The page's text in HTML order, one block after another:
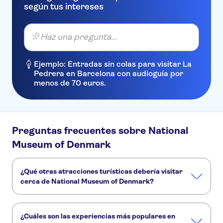
según tus intereses
Haz una pregunta...
Ejemplo: Entradas sin colas para visitar La
Pedrera en Barcelona con audioguía por
menos de 70 euros.
Preguntas frecuentes sobre National
Museum of Denmark
¿Qué otras atracciones turísticas debería visitar
cerca de National Museum of Denmark?
¿Cuáles son las experiencias más populares en